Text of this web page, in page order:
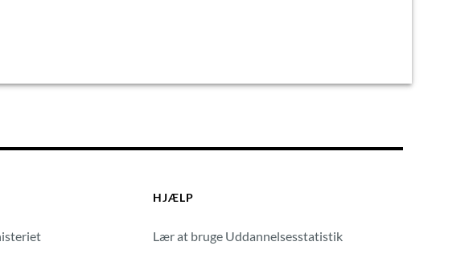
HJÆLP
Lær at bruge Uddannelsesstatistik